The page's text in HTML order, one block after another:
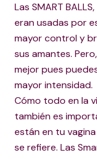
Las SMART
eran usadas por
mayor control y
sus amantes.
mejor pues
mayor intensidad.
Cómo todo en la
también es
están en tu
se refiere. Las